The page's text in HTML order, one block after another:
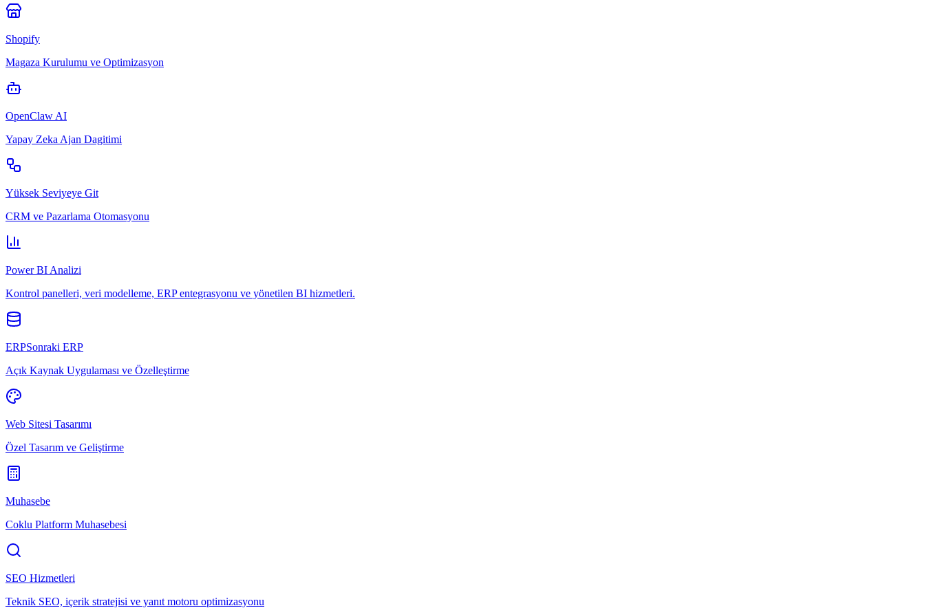
Shopify
Magaza Kurulumu ve Optimizasyon
OpenClaw AI
Yapay Zeka Ajan Dagitimi
Yüksek Seviyeye Git
CRM ve Pazarlama Otomasyonu
Power BI Analizi
Kontrol panelleri, veri modelleme, ERP entegrasyonu ve yönetilen BI hizmetleri.
ERPSonraki ERP
Açık Kaynak Uygulaması ve Özelleştirme
Web Sitesi Tasarımı
Özel Tasarım ve Geliştirme
Muhasebe
Coklu Platform Muhasebesi
SEO Hizmetleri
Teknik SEO, içerik stratejisi ve yanıt motoru optimizasyonu